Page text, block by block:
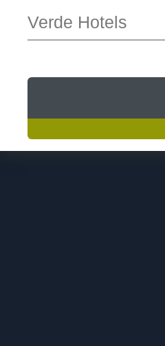
Verde Hotels